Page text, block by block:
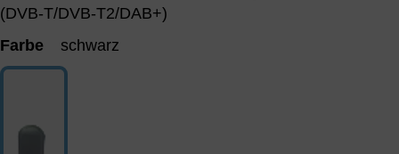
(DVB-T/DVB-T2/DAB+)
Farbe
schwarz